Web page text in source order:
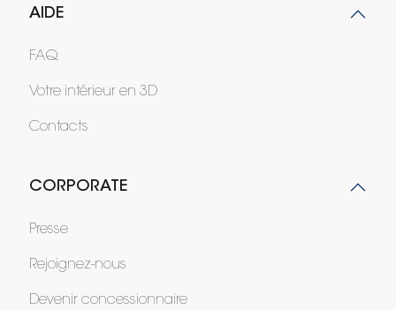
AIDE
FAQ
Votre intérieur en 3D
Contacts
CORPORATE
Presse
Rejoignez-nous
Devenir concessionnaire